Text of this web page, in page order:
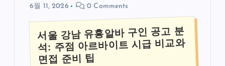
6월 11, 2026
0 Comments
서울 강남 유흥알바 구인 공고 분
석: 주점 아르바이트 시급 비교와
면접 준비 팁